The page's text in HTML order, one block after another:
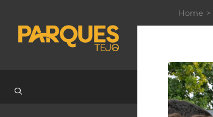
to
Home